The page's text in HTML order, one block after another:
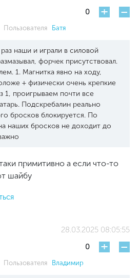
0
+ -
Пользователя Батя
наши и играли в силовой
форчек присутствовал.
1. Магнитка явно на ходу,
+ физически очень крепкие
1, проигрываем почти все
Подскребалин реально
бросков блокируется. По
наших бросков не доходит до
примитивно а если что-то
шайбу
28.03.2025 08:05:55
0
+ -
Пользователя Владимир